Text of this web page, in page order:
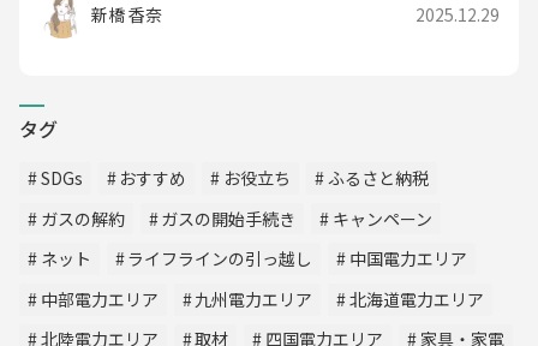
新橋 香奈 2025.12.29
タグ
SDGs おすすめ お役立ち
ふるさと納税
ガスの解約
ガスの開始手続き
キャンペーン
ネット
ライフラインの引っ越し
中国電力エリア
中部電力エリア
九州電力エリア
北海道電力エリア
北陸電力エリア
取材 四国電力エリア
家具・家電